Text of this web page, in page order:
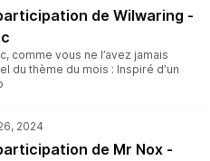
de Wilwaring -
comme vous ne l’avez jamais
du thème du mois : Inspiré d’un
de Mr Nox -